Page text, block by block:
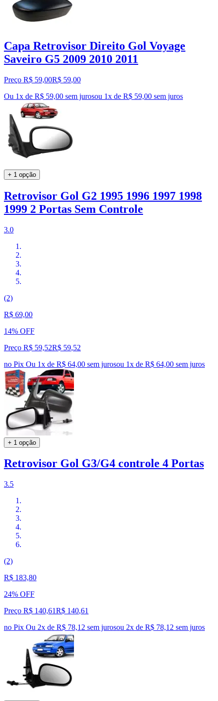
Capa Retrovisor Direito Gol Voyage
Saveiro G5 2009 2010 2011
Preço R$ 59,00R$ 59,00
Ou 1x de R$ 59,00 sem jurosou 1x de R$ 59,00 sem juros
+ 1 opção
Retrovisor Gol G2 1995 1996 1997 1998
1999 2 Portas Sem Controle
3.0
(2)
R$ 69,00
14% OFF
Preço R$ 59,52R$ 59,52
no Pix Ou 1x de R$ 64,00 sem jurosou 1x de R$ 64,00 sem juros
+ 1 opção
Retrovisor Gol G3/G4 controle 4 Portas
3.5
(2)
R$ 183,80
24% OFF
Preço R$ 140,61R$ 140,61
no Pix Ou 2x de R$ 78,12 sem jurosou 2x de R$ 78,12 sem juros